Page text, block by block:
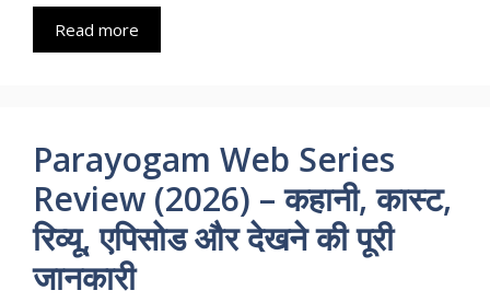
Read more
Parayogam Web Series
Review (2026) – कहानी, कास्ट,
रिव्यू, एपिसोड और देखने की पूरी
जानकारी